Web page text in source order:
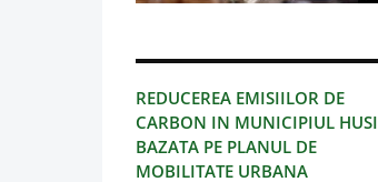
REDUCEREA EMISIILOR DE
CARBON IN MUNICIPIUL HUSI
BAZATA PE PLANUL DE
MOBILITATE URBANA